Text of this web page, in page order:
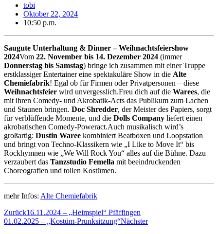
tobi
Oktober 22, 2024
10:50 p.m.
Saugute Unterhaltung & Dinner – Weihnachtsfeiershow
2024Vom 22. November bis 14. Dezember 2024 (immer
Donnerstag bis Samstag) bringe ich zusammen mit einer Truppe
erstklassiger Entertainer eine spektakuläre Show in die Alte
Chemiefabrik! Egal ob für Firmen oder Privatpersonen – diese
Weihnachtsfeier wird unvergesslich.Freu dich auf die Warees, die
mit ihren Comedy- und Akrobatik-Acts das Publikum zum Lachen
und Staunen bringen. Doc Shredder, der Meister des Papiers, sorgt
für verblüffende Momente, und die Dolls Company liefert einen
akrobatischen Comedy-Poweract.Auch musikalisch wird’s
großartig: Dustin Waree kombiniert Beatboxen und Loopstation
und bringt von Techno-Klassikern wie „I Like to Move It“ bis
Rockhymnen wie „We Will Rock You“ alles auf die Bühne. Dazu
verzaubert das Tanzstudio Femella mit beeindruckenden
Choreografien und tollen Kostümen.
mehr Infos: Alte Chemiefabrik
Zurück16.11.2024 – „Heimspiel“ Pfäffingen
01.02.2025 – „Kostüm-Prunksitzung“Nächster